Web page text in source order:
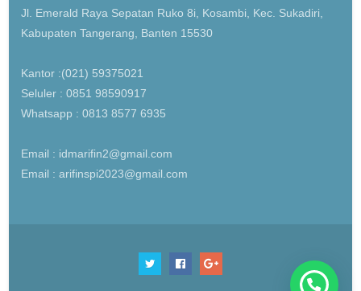
Jl. Emerald Raya Sepatan Ruko 8i, Kosambi, Kec. Sukadiri,
Kabupaten Tangerang, Banten 15530
Kantor :(021) 59375021
Seluler : 0851 98590917
Whatsapp : 0813 8577 6935
Email : idmarifin2@gmail.com
Email : arifinspi2023@gmail.com